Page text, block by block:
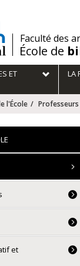
/Faculté des
École de
ET LA
l'École Professeurs
et